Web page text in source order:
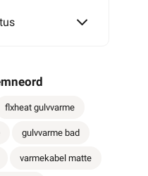
flxheat gulvvarme
gulvvarme bad
varmekabel matte